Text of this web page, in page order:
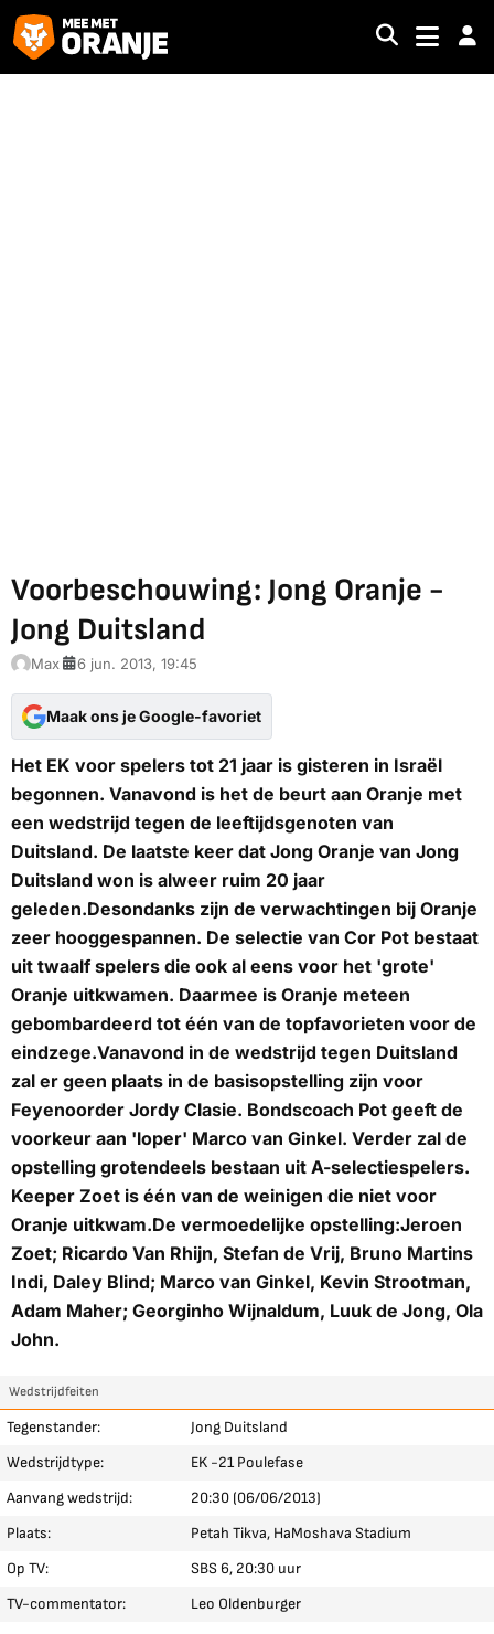
Voorbeschouwing: Jong Oranje -
Jong Duitsland
Max 6 jun. 2013, 19:45
Maak ons je Google-favoriet
Het EK voor spelers tot 21 jaar is gisteren in Israël
begonnen. Vanavond is het de beurt aan Oranje met
een wedstrijd tegen de leeftijdsgenoten van
Duitsland. De laatste keer dat Jong Oranje van Jong
Duitsland won is alweer ruim 20 jaar
geleden.Desondanks zijn de verwachtingen bij Oranje
zeer hooggespannen. De selectie van Cor Pot bestaat
uit twaalf spelers die ook al eens voor het 'grote'
Oranje uitkwamen. Daarmee is Oranje meteen
gebombardeerd tot één van de topfavorieten voor de
eindzege.Vanavond in de wedstrijd tegen Duitsland
zal er geen plaats in de basisopstelling zijn voor
Feyenoorder Jordy Clasie. Bondscoach Pot geeft de
voorkeur aan 'loper' Marco van Ginkel. Verder zal de
opstelling grotendeels bestaan uit A-selectiespelers.
Keeper Zoet is één van de weinigen die niet voor
Oranje uitkwam.De vermoedelijke opstelling:Jeroen
Zoet; Ricardo Van Rhijn, Stefan de Vrij, Bruno Martins
Indi, Daley Blind; Marco van Ginkel, Kevin Strootman,
Adam Maher; Georginho Wijnaldum, Luuk de Jong, Ola
John.
Wedstrijdfeiten
Tegenstander:
Jong Duitsland
Wedstrijdtype:
EK -21 Poulefase
Aanvang wedstrijd:
20:30 (06/06/2013)
Plaats:
Petah Tikva, HaMoshava Stadium
Op TV:
SBS 6, 20:30 uur
TV-commentator:
Leo Oldenburger